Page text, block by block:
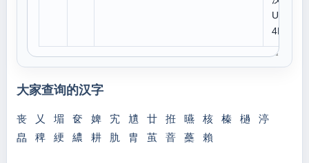
U 7
4F6
大家查询的汉字
丧 乂 堳 奁 婢 宄 尵 廿 拰 曣 核 榛 檛
渟
皛
稗 綆 繷 耕 肍 胄 茧 萻 蘽 賴